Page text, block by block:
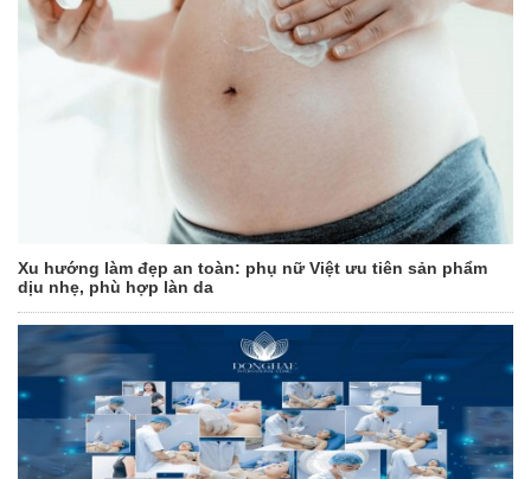
Xu hướng làm đẹp an toàn: phụ nữ Việt ưu tiên sản phẩm
dịu nhẹ, phù hợp làn da